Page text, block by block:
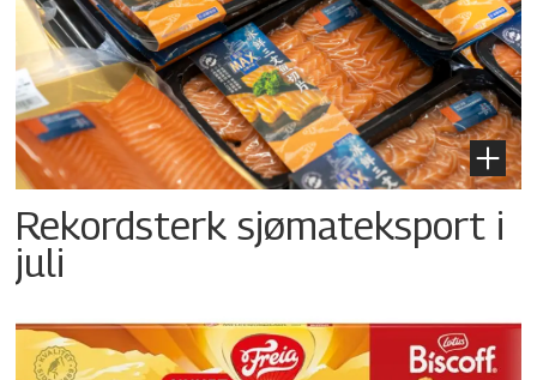
Rekordsterk sjømateksport i
juli